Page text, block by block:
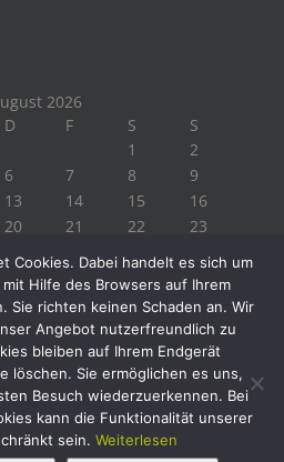
2026
D F S
S
1
2
6 7 8
9
13 14 15
16
20 21 22
23
27 28
Ploberger | Alle Rechte vorbehalten
Cookies. Dabei handelt es sich um
Hilfe des Browsers auf Ihrem
Sie richten keinen Schaden an. Wir
Angebot nutzerfreundlich zu
bleiben auf Ihrem Endgerät
löschen. Sie ermöglichen es uns,
Besuch wiederzuerkennen. Bei
kann die Funktionalität unserer
sein. Weiterlesen